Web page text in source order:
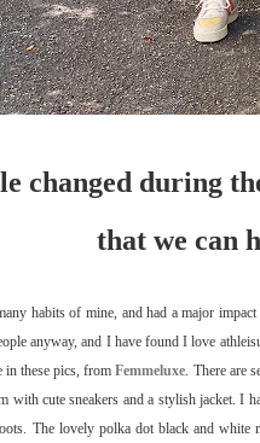
changed during
that we can
habits of mine, and had a major
anyway, and I have found I love
in these pics, fromFemmeluxe. There are
with cute sneakers and a stylish jacket. I
The lovely polka dot black and